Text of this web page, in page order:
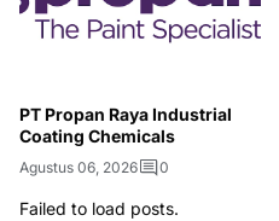
PT Propan Raya Industrial
Coating Chemicals
Agustus 06, 2026 0
Failed to load posts.